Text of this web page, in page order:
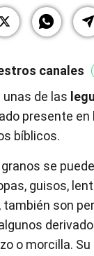
canales
unas de las
presente en
bíblicos.
se
guisos,
también son
o morcilla. Su